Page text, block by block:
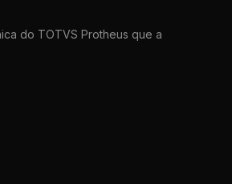
do TOTVS Protheus que a